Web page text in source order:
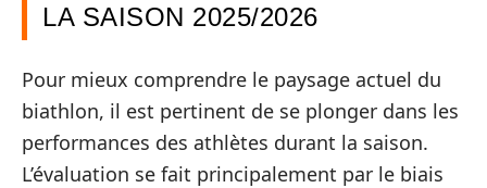
LA SAISON 2025/2026
Pour mieux comprendre le paysage actuel du
biathlon, il est pertinent de se plonger dans les
performances des athlètes durant la saison.
L’évaluation se fait principalement par le biais